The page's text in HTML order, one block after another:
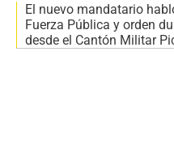
El nuevo mandatario
Fuerza Pública y orden
desde el Cantón Militar